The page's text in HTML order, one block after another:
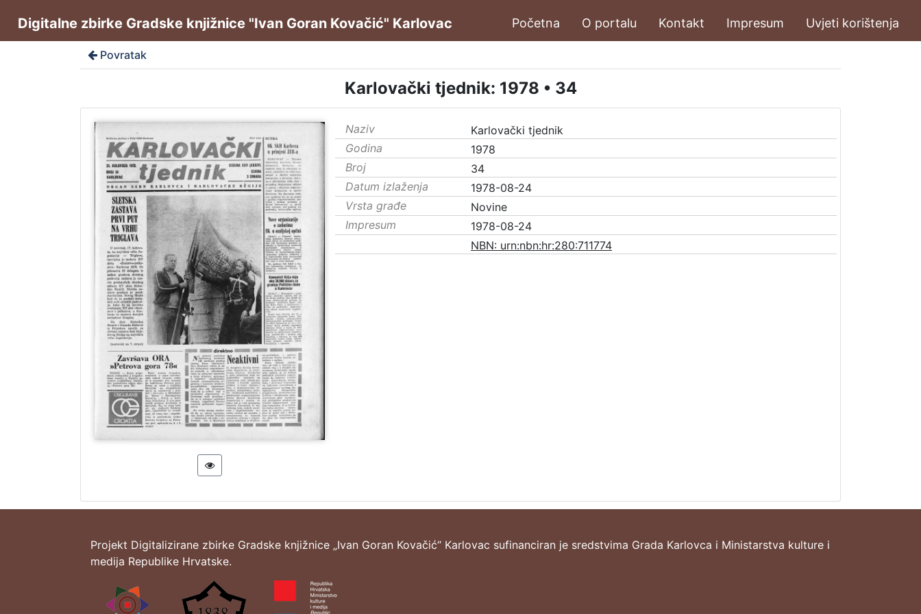
Digitalne zbirke Gradske knjižnice "Ivan Goran Kovačić" Karlovac Početna O portalu Kontakt Impresum Uvjeti korištenja
Povratak
Karlovački tjednik: 1978 • 34
Naziv
Karlovački tjednik
Godina
1978
Broj
34
Datum izlaženja
1978-08-24
Vrsta građe
Novine
Impresum
1978-08-24
NBN: urn:nbn:hr:280:711774
Projekt Digitalizirane zbirke Gradske knjižnice „Ivan Goran Kovačić“ Karlovac sufinanciran je sredstvima Grada Karlovca i Ministarstva kulture i
medija Republike Hrvatske.